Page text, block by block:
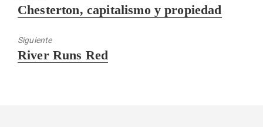
Entrada
Chesterton, capitalismo y propiedad
Siguiente
Entrada
River Runs Red